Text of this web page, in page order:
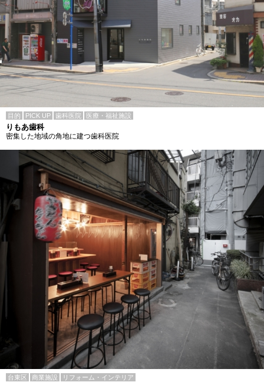
目的 PICK UP 歯科医院 医療・福祉施設
りもあ歯科
密集した地域の角地に建つ歯科医院
台東区 商業施設 リフォーム・インテリア